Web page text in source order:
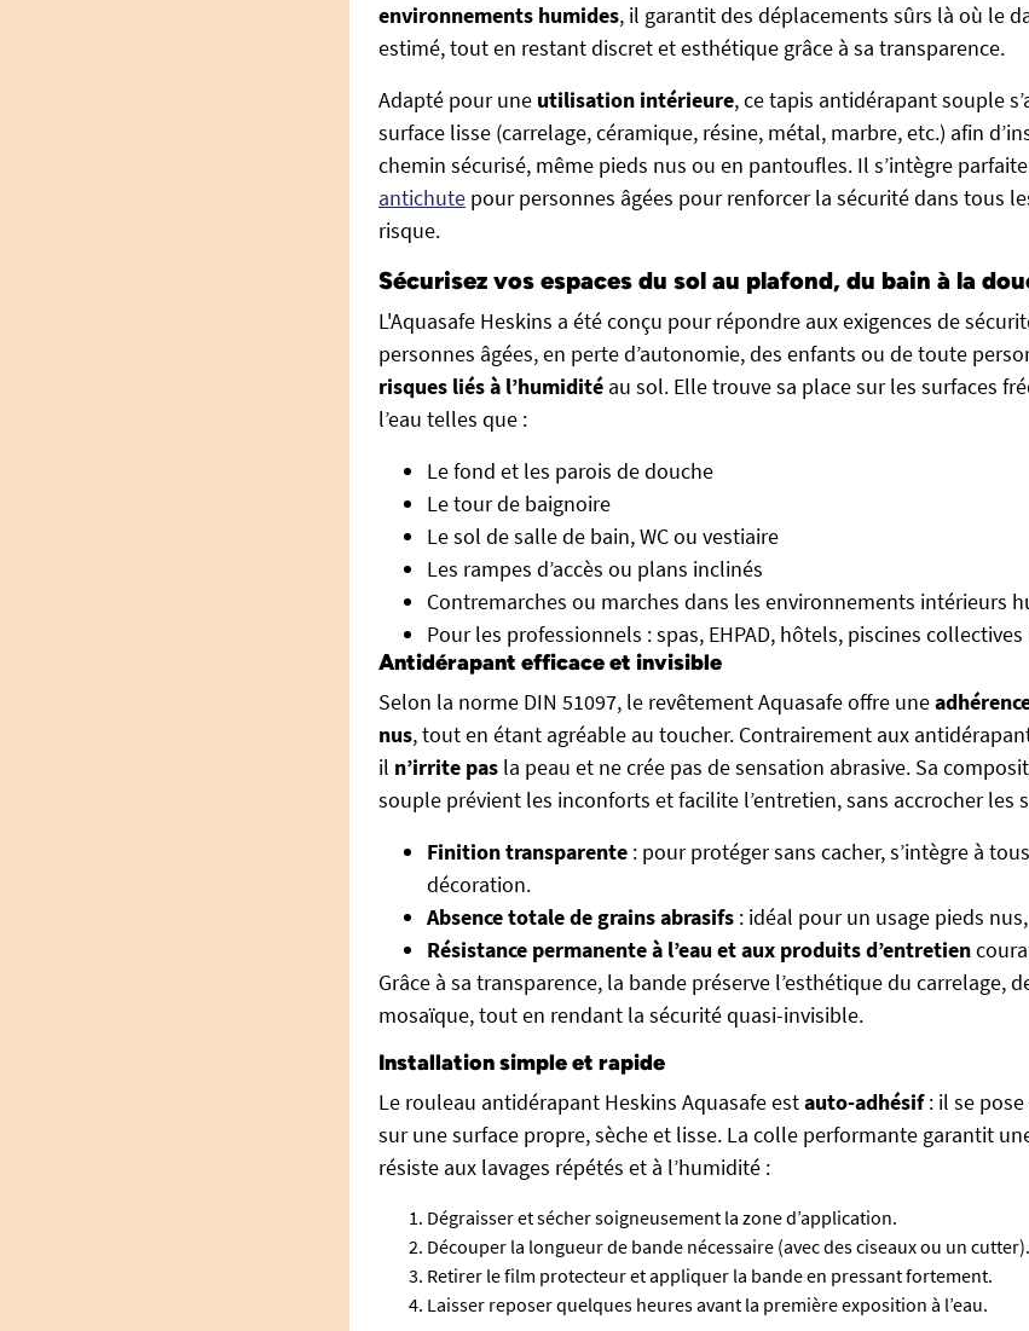
environnements humides, il garantit des déplacements sûrs là où le
estimé, tout en restant discret et esthétique grâce à sa transparence.
Adapté pour une utilisation intérieure, ce tapis antidérapant souple
surface lisse (carrelage, céramique, résine, métal, marbre, etc.) afin
chemin sécurisé, même pieds nus ou en pantoufles. Il s’intègre
antichute pour personnes âgées pour renforcer la sécurité dans tous
risque.
Sécurisez vos espaces du sol au plafond, du bain à la
L'Aquasafe Heskins a été conçu pour répondre aux exigences de
personnes âgées, en perte d’autonomie, des enfants ou de toute
risques liés à l’humidité au sol. Elle trouve sa place sur les surfaces
l’eau telles que :
Le fond et les parois de douche
Le tour de baignoire
Le sol de salle de bain, WC ou vestiaire
Les rampes d’accès ou plans inclinés
Contremarches ou marches dans les environnements intérieurs
Pour les professionnels : spas, EHPAD, hôtels, piscines
Antidérapant efficace et invisible
Selon la norme DIN 51097, le revêtement Aquasafe offre une
nus, tout en étant agréable au toucher. Contrairement aux
il n’irrite pas la peau et ne crée pas de sensation abrasive. Sa
souple prévient les inconforts et facilite l’entretien, sans accrocher les
Finition transparente : pour protéger sans cacher, s’intègre à
décoration.
Absence totale de grains abrasifs : idéal pour un usage pieds
Résistance permanente à l’eau et aux produits d’entretien
Grâce à sa transparence, la bande préserve l’esthétique du carrelage,
mosaïque, tout en rendant la sécurité quasi-invisible.
Installation simple et rapide
Le rouleau antidérapant Heskins Aquasafe estauto-adhésif: il se
sur une surface propre, sèche et lisse. La colle performante garantit
résiste aux lavages répétés et à l’humidité :
Dégraisser et sécher soigneusement la zone d’application.
Découper la longueur de bande nécessaire (avec des ciseaux ou un cutter).
Retirer le film protecteur et appliquer la bande en pressant fortement.
Laisser reposer quelques heures avant la première exposition à l’eau.